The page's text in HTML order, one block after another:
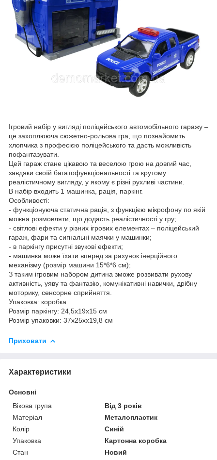
Ігровий набір у вигляді поліцейського автомобільного гаражу –
це захоплююча сюжетно-рольова гра, що познайомить
хлопчика з професією поліцейського та дасть можливість
пофантазувати.
Цей гараж стане цікавою та веселою грою на довгий час,
завдяки своїй багатофункціональності та крутому
реалістичному вигляду, у якому є різні рухливі частини.
В набір входить 1 машинка, рація, паркінг.
Особливості:
- функціонуюча статична рація, з функцією мікрофону по якій
можна розмовляти, що додасть реалістичності у гру;
- світлові ефекти у різних ігрових елементах – поліцейський
гараж, фари та сигнальні маячки у машинки;
- в паркінгу присутні звукові ефекти;
- машинка може їхати вперед за рахунок інерційного
механізму (розмір машини 15*6*6 см);
З таким ігровим набором дитина зможе розвивати рухову
активність, уяву та фантазію, комунікативні навички, дрібну
моторику, сенсорне сприйняття.
Упаковка: коробка
Розмір паркінгу: 24,5х19х15 см
Розмір упаковки: 37х25хх19,8 см
Приховати
Характеристики
Основні
Вікова група
Від 3 років
Матеріал
Металопластик
Колір
Синій
Упаковка
Картонна коробка
Стан
Новий